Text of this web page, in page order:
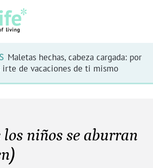
Maletas hechas, cabeza cargada: por
irte de vacaciones de ti mismo
los niños se aburran